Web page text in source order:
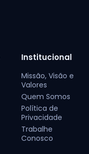
Institucional
Missão, Visão e
Valores
Quem Somos
Política de
Privacidade
Trabalhe
Conosco